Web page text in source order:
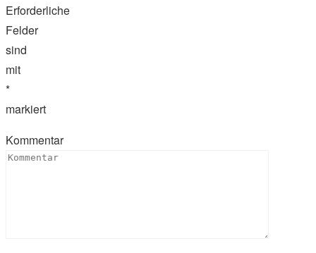
Erforderliche
Felder
sind
mit
*
markiert
Kommentar